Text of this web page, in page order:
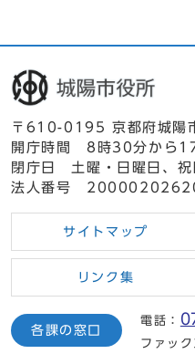
〒610-0195 京都府城陽
開庁時間 8時30分から
閉庁日 土曜・日曜日、祝
法人番号
サイトマップ
リンク集
各課の窓口
電話：
ファック